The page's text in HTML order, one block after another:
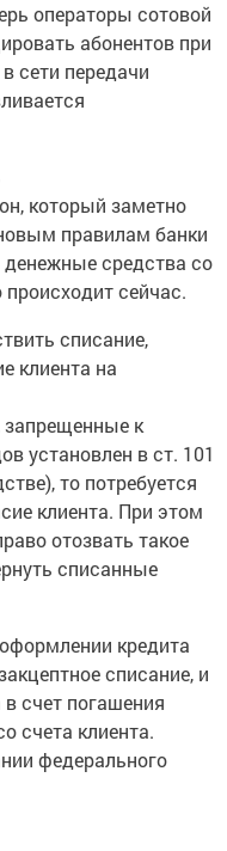
операторы сотовой
абонентов при
сети передачи
который заметно
правилам банки
денежные средства со
сейчас.
списание,
клиента на
запрещенные к
установлен в ст. 101
то потребуется
клиента. При этом
отозвать такое
списанные
кредита
списание, и
счет погашения
счета клиента.
федерального